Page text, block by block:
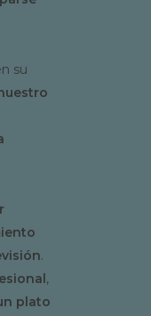
su
.
,
plato